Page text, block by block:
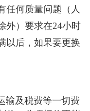
任何质量问题（人
外）要求在24小时
以后，如果要更换
输及税费等一切费